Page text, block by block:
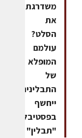
משדרגת
את
הסלט?
עולמם
המופלא
של
התבלינים
ייחשף
בפסטיבל
"תבלין"